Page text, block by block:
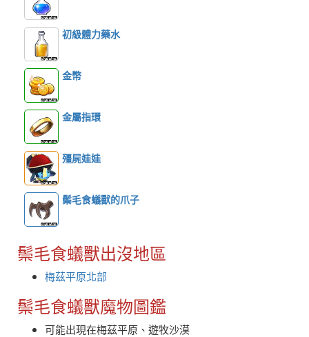
初級體力藥水
金幣
金屬指環
殭屍娃娃
鬃毛食蟻獸的爪子
鬃毛食蟻獸出沒地區
梅茲平原北部
鬃毛食蟻獸魔物圖鑑
可能出現在梅茲平原、遊牧沙漠